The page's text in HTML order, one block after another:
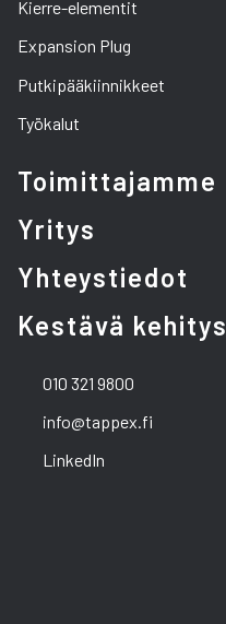
Kierre-elementit
Expansion Plug
Putkipääkiinnikkeet
Työkalut
Toimittajamme
Yritys
Yhteystiedot
Kestävä kehitys
010 321 9800
info@tappex.fi
LinkedIn